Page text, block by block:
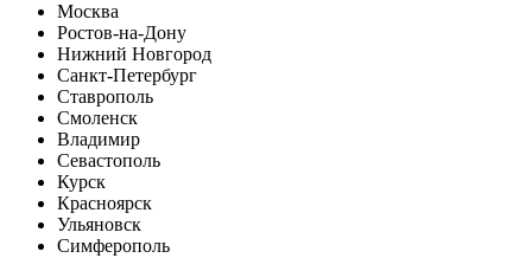
Москва
Ростов-на-Дону
Нижний Новгород
Санкт-Петербург
Ставрополь
Смоленск
Владимир
Севастополь
Курск
Красноярск
Ульяновск
Симферополь